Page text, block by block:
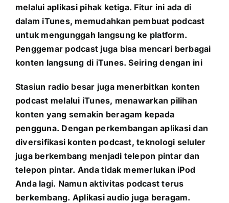
melalui aplikasi pihak ketiga. Fitur ini ada di
dalam iTunes, memudahkan pembuat podcast
untuk mengunggah langsung ke platform.
Penggemar podcast juga bisa mencari berbagai
konten langsung di iTunes. Seiring dengan ini
Stasiun radio besar juga menerbitkan konten
podcast melalui iTunes, menawarkan pilihan
konten yang semakin beragam kepada
pengguna. Dengan perkembangan aplikasi dan
diversifikasi konten podcast, teknologi seluler
juga berkembang menjadi telepon pintar dan
telepon pintar. Anda tidak memerlukan iPod
Anda lagi. Namun aktivitas podcast terus
berkembang. Aplikasi audio juga beragam.